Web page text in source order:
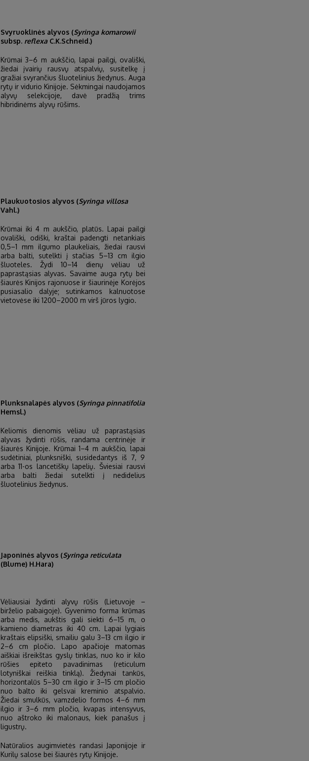
Svyruoklinės alyvos (Syringa komarowii
subsp. reflexaC.K.Schneid.)
Krūmai 3–6 m aukščio, lapai pailgi, ovališki,
žiedai įvairių rausvų atspalvių, susitelkę į
gražiai svyrančius šluotelinius žiedynus. Auga
rytų ir vidurio Kinijoje. Sėkmingai naudojamos
alyvų selekcijoje, davė pradžią trims
hibridinėms alyvų rūšims.
Plaukuotosios alyvos (Syringa villosa
Vahl.)
Krūmai iki 4 m aukščio, platūs. Lapai pailgi
ovališki, odiški, kraštai padengti netankiais
0,5–1 mm ilgumo plaukeliais, žiedai rausvi
arba balti, sutelkti į stačias 5–13 cm ilgio
šluoteles. Žydi 10–14 dienų vėliau už
paprastąsias alyvas. Savaime auga rytų bei
šiaurės Kinijos rajonuose ir šiaurinėje Korėjos
pusiasalio dalyje; sutinkamos kalnuotose
vietovėse iki 1200–2000 m virš jūros lygio.
Plunksnalapės alyvos (Syringa pinnatifolia
Hemsl.)
Keliomis dienomis vėliau už paprastąsias
alyvas žydinti rūšis, randama centrinėje ir
šiaurės Kinijoje. Krūmai 1–4 m aukščio, lapai
sudėtiniai, plunksniški, susidedantys iš 7, 9
arba 11-os lancetiškų lapelių. Šviesiai rausvi
arba balti žiedai sutelkti į nedidelius
šluotelinius žiedynus.
Japoninės alyvos (Syringa reticulata
(Blume) H.Hara)
Vėliausiai žydinti alyvų rūšis (Lietuvoje –
birželio pabaigoje). Gyvenimo forma krūmas
arba medis, aukštis gali siekti 6–15 m, o
kamieno diametras iki 40 cm. Lapai lygiais
kraštais elipsiški, smailiu galu 3–13 cm ilgio ir
2–6 cm pločio. Lapo apačioje matomas
aiškiai išreikštas gyslų tinklas, nuo ko ir kilo
rūšies epiteto pavadinimas (reticulum
lotyniškai reiškia tinklą). Žiedynai tankūs,
horizontalūs 5–30 cm ilgio ir 3–15 cm pločio
nuo balto iki gelsvai kreminio atspalvio.
Žiedai smulkūs, vamzdelio formos 4–6 mm
ilgio ir 3–6 mm pločio, kvapas intensyvus,
nuo aštroko iki malonaus, kiek panašus į
ligustrų.
Natūralios augimvietės randasi Japonijoje ir
Kurilų salose bei šiaurės rytų Kinijoje.